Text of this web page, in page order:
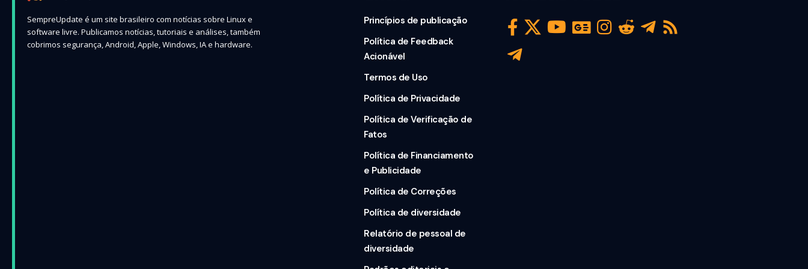
SempreUpdate é um site brasileiro com notícias sobre Linux e
software livre. Publicamos notícias, tutoriais e análises, também
cobrimos segurança, Android, Apple, Windows, IA e hardware.
Princípios de publicação
Política de Feedback
Acionável
Termos de Uso
Política de Privacidade
Política de Verificação de
Fatos
Política de Financiamento
e Publicidade
Política de Correções
Política de diversidade
Relatório de pessoal de
diversidade